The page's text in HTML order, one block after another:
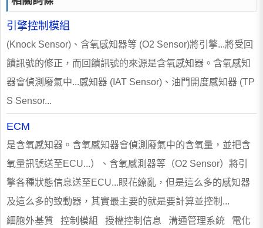
引擎控制模組
(Knock Sensor)、含氧感知器等 (O2 Sensor)將引擎...將受回
饋訊號的修正，而回饋訊號的來源是含氧感知器。含氧感知
器會偵測廢氣中...感知器 (IAT Sensor)、油門開度感知器 (TP
S Sensor...
ECM
是含氧感知器。含氧感知器會偵測廢氣中的含氧量，並把含
氧量訊號送至ECU...）、含氧感測器等（O2 Sensor）將引
擎各種狀態信息送至ECU...眼花繚亂，但是這么多的感知器
及這么多的致動器，其實最主要的就是要計算並控制...
細胞外基質 控制模組 授權控制信息 溝通管理系統 電化